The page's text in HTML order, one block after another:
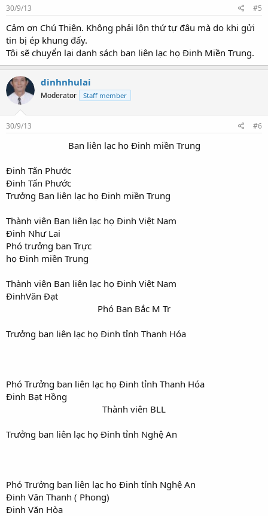
30/9/13 #5
Cảm ơn Chú Thiện. Không phải lộn thứ tự đâu mà do khi gửi
tin bị ép khung đấy.
Tôi sẽ chuyển lại danh sách ban liên lạc họ Đinh Miền Trung.
dinhnhulai
Moderator Staff member
30/9/13 #6
Ban liên lạc họ Đinh miền Trung​
Đinh Tấn Phước
Đinh Tấn Phước
Trưởng Ban liên lạc họ Đinh miền Trung
Thành viên Ban liên lạc họ Đinh Việt Nam
Đinh Như Lai
Phó trưởng ban Trực
họ Đinh miền Trung
Thành viên Ban liên lạc họ Đinh Việt Nam
ĐinhVăn Đạt
Phó Ban Bắc M Tr​
Trưởng ban liên lạc họ Đinh tỉnh Thanh Hóa
Phó Trưởng ban liên lạc họ Đinh tỉnh Thanh Hóa
Đinh Bạt Hồng
Thành viên BLL​
Trưởng ban liên lạc họ Đinh tỉnh Nghệ An
Phó Trưởng ban liên lạc họ Đinh tỉnh Nghệ An
Đinh Văn Thanh ( Phong)
Đinh Văn Hòa